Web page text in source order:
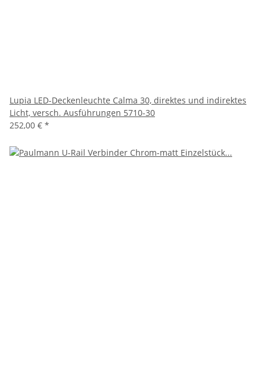
Lupia LED-Deckenleuchte Calma 30, direktes und indirektes
Licht, versch. Ausführungen 5710-30
252,00 € *